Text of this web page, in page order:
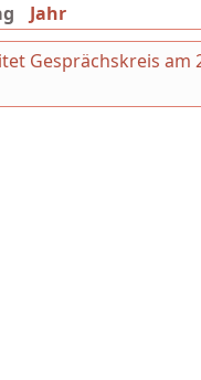
(aktiver Reiter)
Jahr
Gesprächskreis am